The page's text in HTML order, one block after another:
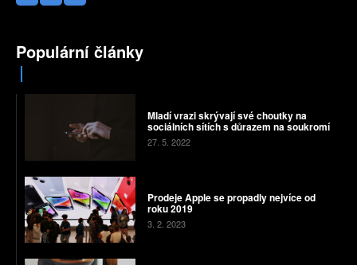
Populární články
Mladí vrazi skrývají své choutky na
sociálních sítích s důrazem na soukromí
27. 5. 2022
Prodeje Apple se propadly nejvíce od
roku 2019
3. 2. 2023